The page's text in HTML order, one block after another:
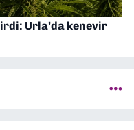
Urla’da kenevir